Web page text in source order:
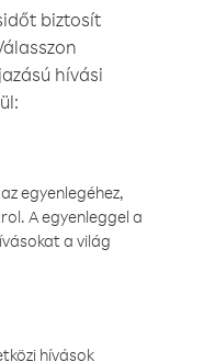
biztosít
hívási
egyenlegéhez,
A egyenleggel a
a világ
hívások